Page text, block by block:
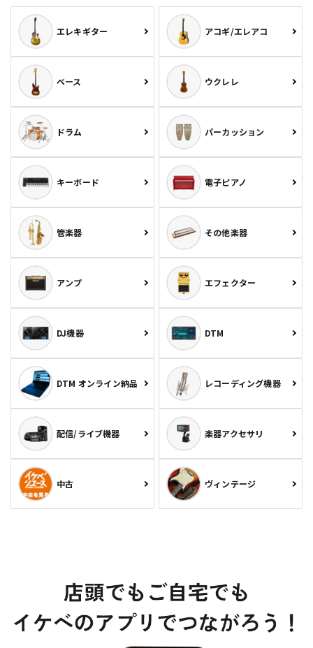
エレキギター アコギ/エレアコ
ベース ウクレレ
ドラム パーカッション
キーボード 電子ピアノ
管楽器 その他楽器
アンプ エフェクター
DJ機器 DTM
DTM オンライン納品 レコーディング機器
配信/ライブ機器 楽器アクセサリ
中古 ヴィンテージ